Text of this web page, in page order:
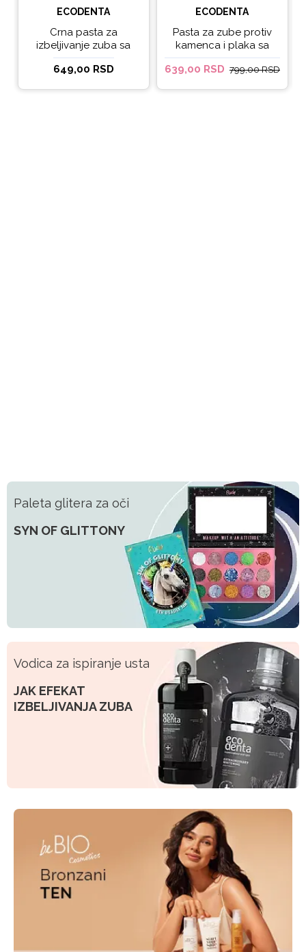
ECODENTA
Crna pasta za
izbeljivanje zuba sa
ukusom narandže
Ecodenta 100 ml
649,00 RSD
ECODENTA
Pasta za zube protiv
kamenca i plaka sa
kokosovim uljem
Ecodenta ORGANIC
639,00 RSD 799,00 RSD
Paleta glitera za oči
SYN OF GLITTONY
Vodica za ispiranje usta
JAK EFEKAT
IZBELJIVANJA ZUBA